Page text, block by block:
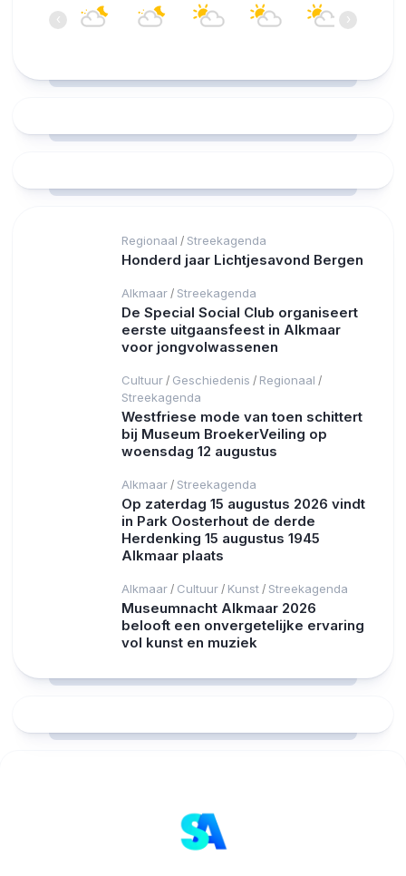
‹ ›
Regionaal / Streekagenda
Honderd jaar Lichtjesavond Bergen
Alkmaar / Streekagenda
De Special Social Club organiseert
eerste uitgaansfeest in Alkmaar
voor jongvolwassenen
Cultuur / Geschiedenis / Regionaal /
Streekagenda
Westfriese mode van toen schittert
bij Museum BroekerVeiling op
woensdag 12 augustus
Alkmaar / Streekagenda
Op zaterdag 15 augustus 2026 vindt
in Park Oosterhout de derde
Herdenking 15 augustus 1945
Alkmaar plaats
Alkmaar / Cultuur / Kunst / Streekagenda
Museumnacht Alkmaar 2026
belooft een onvergetelijke ervaring
vol kunst en muziek